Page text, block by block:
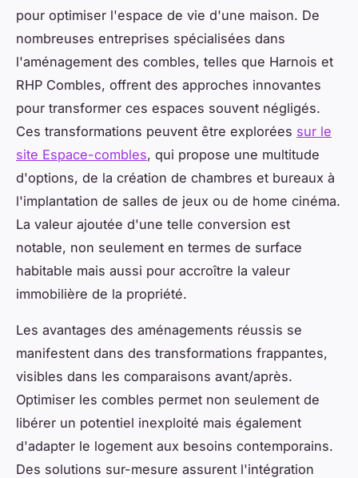
pour optimiser l'espace de vie d'une maison. De
nombreuses entreprises spécialisées dans
l'aménagement des combles, telles que Harnois et
RHP Combles, offrent des approches innovantes
pour transformer ces espaces souvent négligés.
Ces transformations peuvent être explorées sur le
site Espace-combles, qui propose une multitude
d'options, de la création de chambres et bureaux à
l'implantation de salles de jeux ou de home cinéma.
La valeur ajoutée d'une telle conversion est
notable, non seulement en termes de surface
habitable mais aussi pour accroître la valeur
immobilière de la propriété.
Les avantages des aménagements réussis se
manifestent dans des transformations frappantes,
visibles dans les comparaisons avant/après.
Optimiser les combles permet non seulement de
libérer un potentiel inexploité mais également
d'adapter le logement aux besoins contemporains.
Des solutions sur-mesure assurent l'intégration